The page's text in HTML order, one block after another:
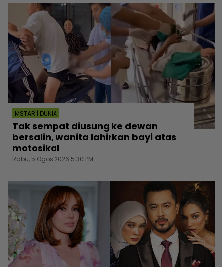
MSTAR | DUNIA
Tak sempat diusung ke dewan
bersalin, wanita lahirkan bayi atas
motosikal
Rabu, 5 Ogos 2026 5:30 PM